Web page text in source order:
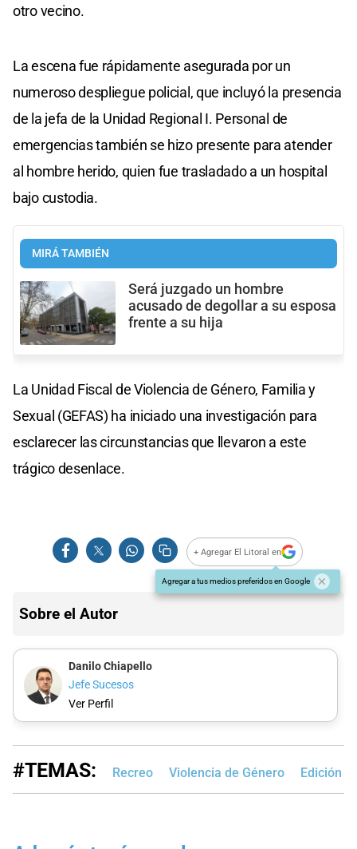
otro vecino.
La escena fue rápidamente asegurada por un
numeroso despliegue policial, que incluyó la presencia
de la jefa de la Unidad Regional I. Personal de
emergencias también se hizo presente para atender
al hombre herido, quien fue trasladado a un hospital
bajo custodia.
MIRÁ TAMBIÉN
Será juzgado un hombre
acusado de degollar a su esposa
frente a su hija
La Unidad Fiscal de Violencia de Género, Familia y
Sexual (GEFAS) ha iniciado una investigación para
esclarecer las circunstancias que llevaron a este
trágico desenlace.
+ Agregar El Litoral en
Agregar a tus medios preferidos en Google
Sobre el Autor
Danilo Chiapello
Jefe Sucesos
Ver Perfil
#TEMAS: Recreo Violencia de Género Edición